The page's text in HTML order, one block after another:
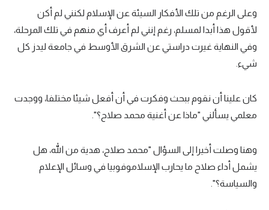
كرة يد
كرة طائرة
الوطن العربي
رياضة نسائية
أمريكا
ركن الألعاب
وعلى الرغم من تلك الأفكار السيئة عن الإسلام لكنني لم أكن
لأقول هذا أبدا لمسلم، رغم إنني لم أعرف أي منهم في تلك المرحلة،
وفي النهاية غيرت دراستي عن الشرق الأوسط في جامعة ليدز كل
شيء.
كان علينا أن نقوم ببحث وفكرت في أن أفعل شيئا مختلفا، ووجدت
معلمي يسألني "ماذا عن أغنية محمد صلاح؟".
وهنا وصلت أخيرا إلى السؤال "محمد صلاح، هدية من الله، هل
يشمل أداء صلاح ما يحارب الإسلاموفوبيا في وسائل الإعلام
والسياسة؟".